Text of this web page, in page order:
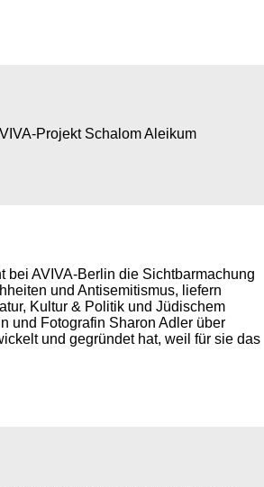
Projekt Schalom Aleikum
bei AVIVA-Berlin die Sichtbarmachung
und Antisemitismus, liefern
Kultur & Politik und Jüdischem
und Fotografin Sharon Adler über
und gegründet hat, weil für sie das